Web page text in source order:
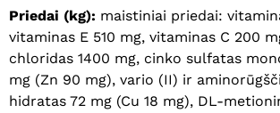
Priedai (kg): maistiniai priedai:
vitaminas E 510 mg, vitaminas C 200
chloridas 1400 mg, cinko sulfatas
mg (Zn 90 mg), vario (II) ir
hidratas 72 mg (Cu 18 mg), DL-